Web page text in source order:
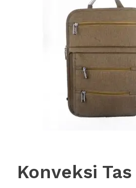
Konveksi